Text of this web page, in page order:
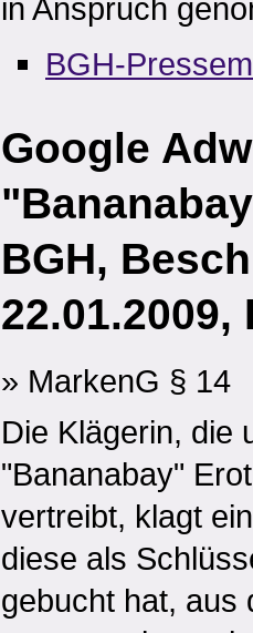
in Anspruch
BGH-
Google
BGH,
22.01.2009,
» MarkenG § 14
Die Klägerin, die
"Bananabay"
vertreibt, klagt
diese als
gebucht hat, aus